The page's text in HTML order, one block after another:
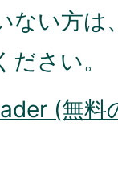
ない方は
さい。
(無料